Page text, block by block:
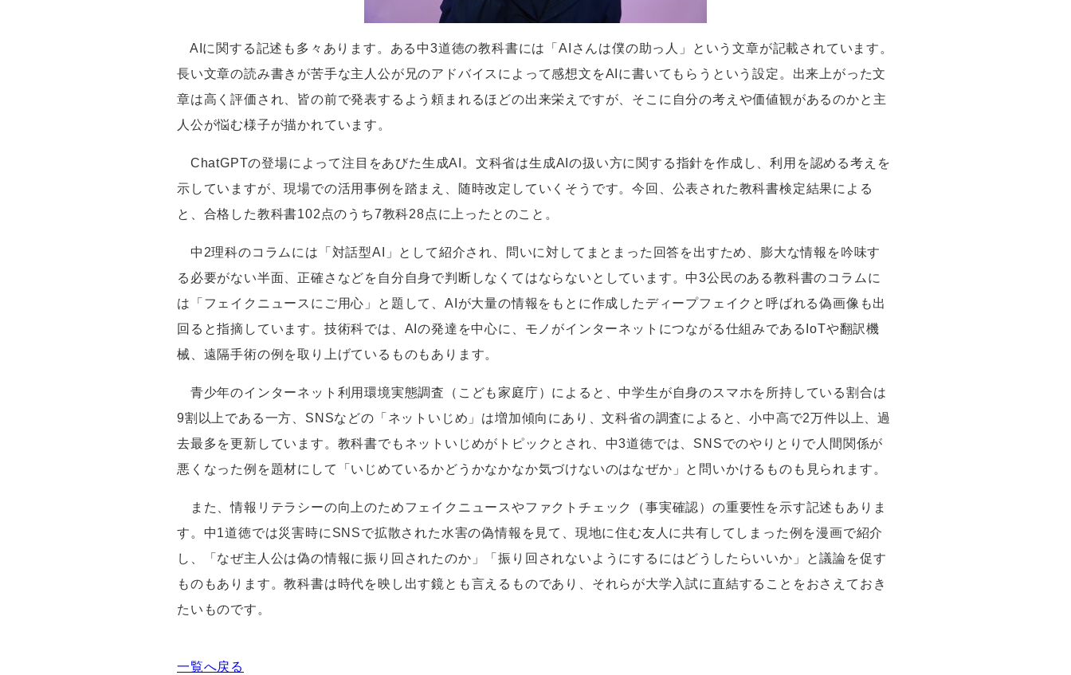
AI に関する記述も多々あります。ある中3道徳の教科書には「AI さんは僕の助っ人」という文章が記載されています。
長い文章の読み書きが苦手な主人公が兄のアドバイスによって感想文をAI に書いてもらうという設定。出来上がった文
章は高く評価され、皆の前で発表するよう頼まれるほどの出来栄えですが、そこに自分の考えや価値観があるのかと主
人公が悩む様子が描かれています。
ChatGPTの登場によって注目をあびた生成AI 。文科省は生成AIの扱い方に関する指針を作成し、利用を認める考えを
示していますが、現場での活用事例を踏まえ、随時改定していくそうです。今回、公表された教科書検定結果による
と、合格した教科書102 点のうち7教科28点に上ったとのこと。
中 2理科のコラムには「対話型AI
」として紹介され、問いに対してまとまった回答を出すため、膨大な情報を吟味す
る必要がない半面、正確さなどを自分自身で判断しなくてはならないとしています。中3公民のある教科書のコラムに
は「フェイクニュースにご用心」と題して、 AI が大量の情報をもとに作成したディープフェイクと呼ばれる偽画像も出
回ると指摘しています。技術科では、 AIの発達を中心に、モノがインターネットにつながる仕組みである IoTや翻訳機
械、遠隔手術の例を取り上げているものもあります。
青少年のインターネット利用環境実態調査（こども家庭庁）によると、中学生が自身のスマホを所持している割合は
9割以上である一方、 SNSなどの「ネットいじめ」は増加傾向にあり、文科省の調査によると、小中高で2万件以上、過
去最多を更新しています。教科書でもネットいじめがトピックとされ、中3道徳では、 SNSでのやりとりで人間関係が
悪くなった例を題材にして「いじめているかどうかなかなか気づけないのはなぜか」と問いかけるものも見られます。
また、情報リテラシーの向上のためフェイクニュースやファクトチェック（事実確認）の重要性を示す記述もありま
す。中1道徳では災害時に SNSで拡散された水害の偽情報を見て、現地に住む友人に共有してしまった例を漫画で紹介
し、「なぜ主人公は偽の情報に振り回されたのか」「振り回されないようにするにはどうしたらいいか」と議論を促す
ものもあります。教科書は時代を映し出す鏡とも言えるものであり、それらが大学入試に直結することをおさえておき
たいものです。
一覧へ戻る